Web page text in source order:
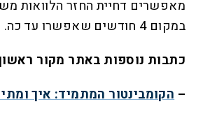
במקום 4 חודשים שאפשרו עד כה.
כתבות נוספות באתר מקור
– הקומבינטור המתמיד: איך